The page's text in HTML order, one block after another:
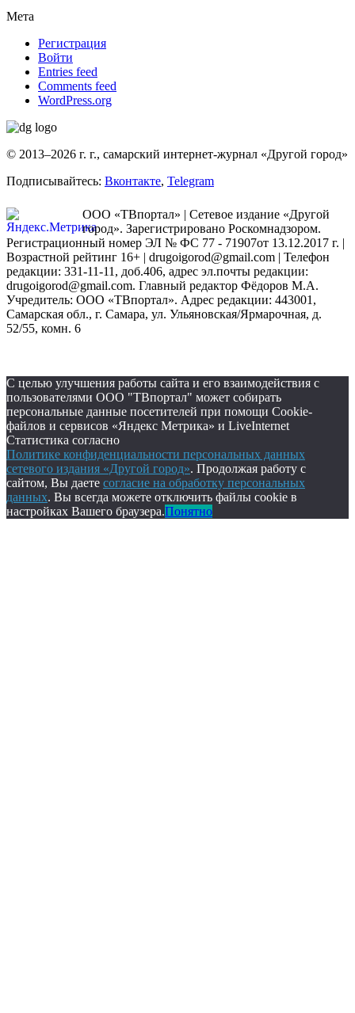
Мета
Регистрация
Войти
Entries feed
Comments feed
WordPress.org
© 2013–2026 г. г., самарский интернет-журнал «Другой город»
Подписывайтесь: Вконтакте, Telegram
ООО «ТВпортал» | Сетевое издание «Другой
город». Зарегистрировано Роскомнадзором.
Регистрационный номер ЭЛ № ФС 77 - 71907от 13.12.2017 г. |
Возрастной рейтинг 16+ | drugoigorod@gmail.com | Телефон
редакции: 331-11-11, доб.406, адрес эл.почты редакции:
drugoigorod@gmail.com. Главный редактор Фёдоров М.А.
Учредитель: ООО «ТВпортал». Адрес редакции: 443001,
Самарская обл., г. Самара, ул. Ульяновская/Ярмарочная, д.
52/55, комн. 6
С целью улучшения работы сайта и его взаимодействия с
пользователями ООО "ТВпортал" может собирать
персональные данные посетителей при помощи Cookie-
файлов и сервисов «Яндекс Метрика» и LiveInternet
Статистика согласно
Политике конфиденциальности персональных данных
сетевого издания «Другой город». Продолжая работу с
сайтом, Вы даете согласие на обработку персональных
данных. Вы всегда можете отключить файлы cookie в
настройках Вашего браузера.Понятно